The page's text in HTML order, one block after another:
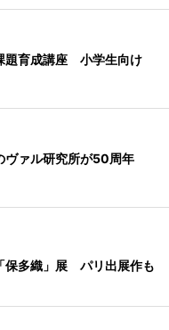
題育成講座 小学生向け
ヴァル研究所が50周年
保多織」展 パリ出展作も